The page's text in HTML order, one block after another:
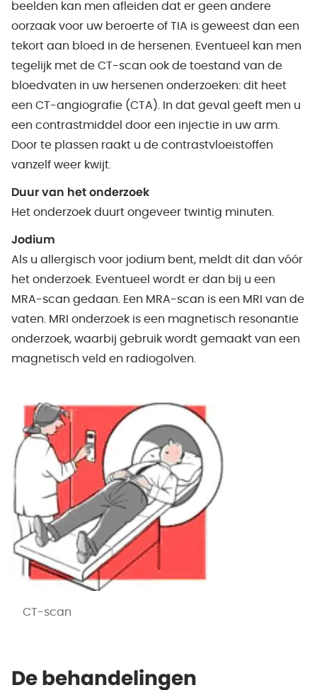
beelden kan men afleiden dat er geen andere
oorzaak voor uw beroerte of TIA is geweest dan een
tekort aan bloed in de hersenen. Eventueel kan men
tegelijk met de CT-scan ook de toestand van de
bloedvaten in uw hersenen onderzoeken: dit heet
een CT-angiografie (CTA). In dat geval geeft men u
een contrastmiddel door een injectie in uw arm.
Door te plassen raakt u de contrastvloeistoffen
vanzelf weer kwijt.
Duur van het onderzoek
Het onderzoek duurt ongeveer twintig minuten.
Jodium
Als u allergisch voor jodium bent, meldt dit dan vóór
het onderzoek. Eventueel wordt er dan bij u een
MRA-scan gedaan. Een MRA-scan is een MRI van de
vaten. MRI onderzoek is een magnetisch resonantie
onderzoek, waarbij gebruik wordt gemaakt van een
magnetisch veld en radiogolven.
CT-scan
De behandelingen